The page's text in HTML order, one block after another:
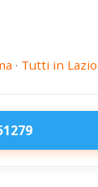
· Tutti in Lazio